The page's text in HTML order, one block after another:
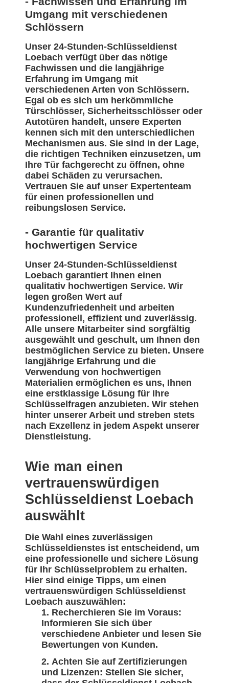
Umgang mit verschiedenen
Schlössern
Unser 24-Stunden-Schlüsseldienst
Loebach verfügt über das nötige
Fachwissen und die langjährige
Erfahrung im Umgang mit
verschiedenen Arten von Schlössern.
Egal ob es sich um herkömmliche
Türschlösser, Sicherheitsschlösser oder
Autotüren handelt, unsere Experten
kennen sich mit den unterschiedlichen
Mechanismen aus. Sie sind in der Lage,
die richtigen Techniken einzusetzen, um
Ihre Tür fachgerecht zu öffnen, ohne
dabei Schäden zu verursachen.
Vertrauen Sie auf unser Expertenteam
für einen professionellen und
reibungslosen Service.
- Garantie für qualitativ
hochwertigen Service
Unser 24-Stunden-Schlüsseldienst
Loebach garantiert Ihnen einen
qualitativ hochwertigen Service. Wir
legen großen Wert auf
Kundenzufriedenheit und arbeiten
professionell, effizient und zuverlässig.
Alle unsere Mitarbeiter sind sorgfältig
ausgewählt und geschult, um Ihnen den
bestmöglichen Service zu bieten. Unsere
langjährige Erfahrung und die
Verwendung von hochwertigen
Materialien ermöglichen es uns, Ihnen
eine erstklassige Lösung für Ihre
Schlüsselfragen anzubieten. Wir stehen
hinter unserer Arbeit und streben stets
nach Exzellenz in jedem Aspekt unserer
Dienstleistung.
Wie man einen
vertrauenswürdigen
Schlüsseldienst Loebach
auswählt
Die Wahl eines zuverlässigen
Schlüsseldienstes ist entscheidend, um
eine professionelle und sichere Lösung
für Ihr Schlüsselproblem zu erhalten.
Hier sind einige Tipps, um einen
vertrauenswürdigen Schlüsseldienst
Loebach auszuwählen:
Recherchieren Sie im Voraus:
Informieren Sie sich über
verschiedene Anbieter und lesen Sie
Bewertungen von Kunden.
Achten Sie auf Zertifizierungen
und Lizenzen: Stellen Sie sicher,